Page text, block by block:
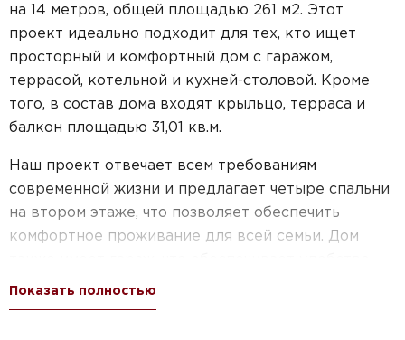
на 14 метров, общей площадью 261 м2. Этот
проект идеально подходит для тех, кто ищет
просторный и комфортный дом с гаражом,
террасой, котельной и кухней-столовой. Кроме
того, в состав дома входят крыльцо, терраса и
балкон площадью 31,01 кв.м.
Наш проект отвечает всем требованиям
современной жизни и предлагает четыре спальни
на втором этаже, что позволяет обеспечить
комфортное проживание для всей семьи. Дом
хранения автомобиля и защиту от непогоды.
Показать полностью